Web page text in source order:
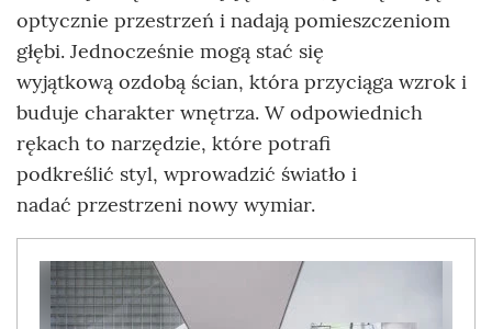
optycznie przestrzeń i nadają pomieszczeniom
głębi. Jednocześnie mogą stać się
wyjątkową ozdobą ścian, która przyciąga wzrok i
buduje charakter wnętrza. W odpowiednich
rękach to narzędzie, które potrafi
podkreślić styl, wprowadzić światło i
nadać przestrzeni nowy wymiar.